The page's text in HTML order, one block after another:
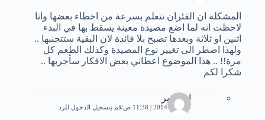
المشكلة ان الفئران تتعلم بسرعة من اخطاء بعضها وانا
لاحظت انه لما اضع مصيدة معينة يسقط بها في البدء
اثنين او ثلاثة وبعدها تصبح بلا فائدة لان البقية ستتجنبها ..
ولهذا اضطر الى تغيير نوع المصيدة وكذلك الطعم كل
مرة!! .. هذا الموضوع اعطاني بعض الافكار سأجربها ..
شكرا لكم
ام بشير
29 يناير، 2014 | 11:38 ص قم بتسجيل الدخول للرد